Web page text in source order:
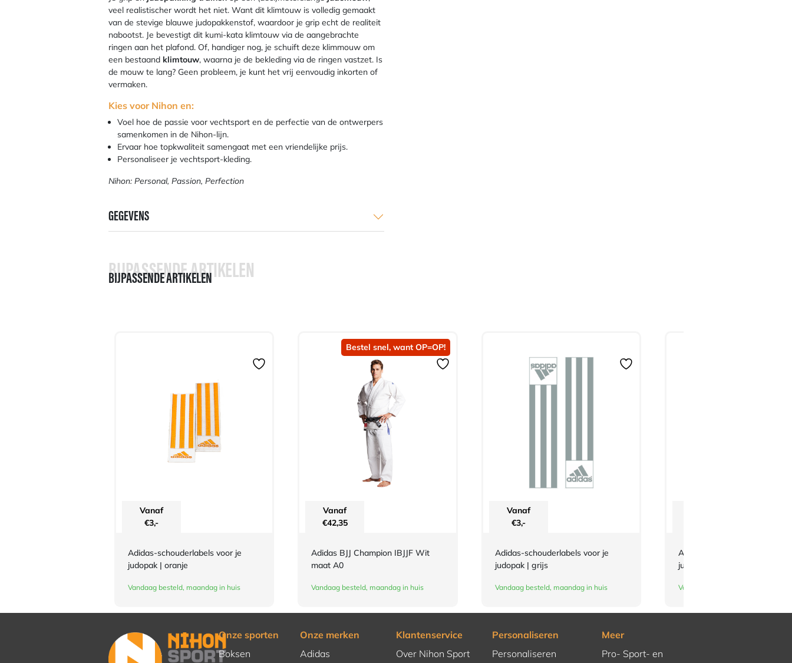
veel realistischer wordt het niet. Want dit klimtouw is volledig gemaakt
van de stevige blauwe judopakkenstof, waardoor je grip echt de realiteit
nabootst. Je bevestigt dit kumi-kata klimtouw via de aangebrachte
ringen aan het plafond. Of, handiger nog, je schuift deze klimmouw om
een bestaand klimtouw, waarna je de bekleding via de ringen vastzet. Is
de mouw te lang? Geen probleem, je kunt het vrij eenvoudig inkorten of
vermaken.
Kies voor Nihon en:
Voel hoe de passie voor vechtsport en de perfectie van de ontwerpers
samenkomen in de Nihon-lijn.
Ervaar hoe topkwaliteit samengaat met een vriendelijke prijs.
Personaliseer je vechtsport-kleding.
Nihon: Personal, Passion, Perfection
GEGEVENS
BIJPASSENDE ARTIKELEN
BIJPASSENDE ARTIKELEN
Vanaf
€3,-
Adidas-schouderlabels voor je
judopak | oranje
Vandaag besteld, maandag in huis
Bestel snel, want OP=OP!
Vanaf
€42,35
Adidas BJJ Champion IBJJF Wit
maat A0
Vandaag besteld, maandag in huis
Vanaf
€3,-
Adidas-schouderlabels voor je
judopak | grijs
Vandaag besteld, maandag in huis
Adidas-schouderlabels voor je
judopak | zilverkleur
Vandaag besteld, maandag in huis
Onze sporten
Boksen
Onze merken
Adidas
Klantenservice
Over Nihon Sport
Personaliseren
Personaliseren
Meer
Pro- Sport- en